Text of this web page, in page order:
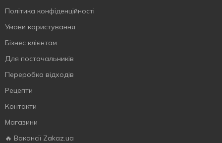
Політика конфіденційності
Умови користування
Бізнес клієнтам
Для постачальників
Переробка відходів
Рецепти
Контакти
Магазини
🔥 Вакансії Zakaz.ua